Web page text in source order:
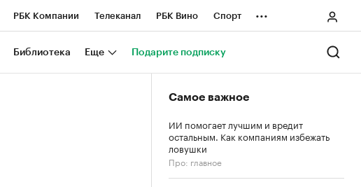
РБК Компании Телеканал РБК Вино Спорт
Национальные проекты Город
...
Библиотека Еще Подарите подписку
Самое важное
ИИ помогает лучшим и вредит
остальным. Как компаниям избежать
ловушки
Про: главное